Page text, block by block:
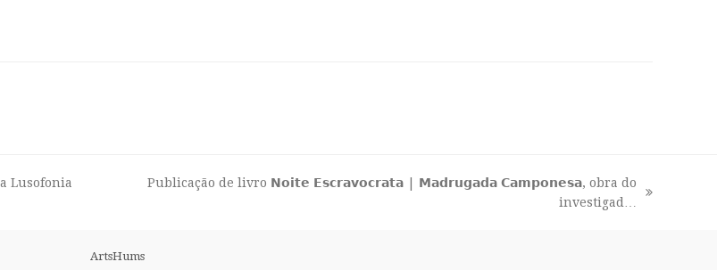
Lusofonia
Publicação de livro 𝗡𝗼𝗶𝘁𝗲 𝗘𝘀𝗰𝗿𝗮𝘃𝗼𝗰𝗿𝗮𝘁𝗮 | 𝗠𝗮𝗱𝗿𝘂𝗴𝗮𝗱𝗮 𝗖𝗮𝗺𝗽𝗼𝗻𝗲𝘀𝗮, obra do
investigad…
ArtsHums